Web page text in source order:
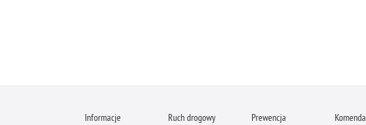
Informacje Ruch drogowy Prewencja Komenda